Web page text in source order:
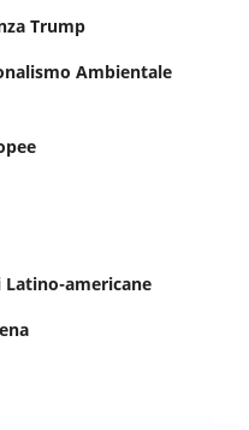
Trump
Ambientale
americane